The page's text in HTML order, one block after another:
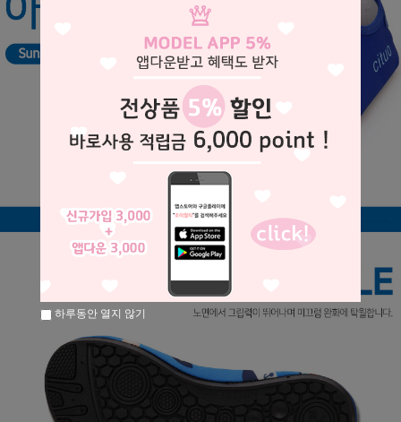
하루동안 열지 않기